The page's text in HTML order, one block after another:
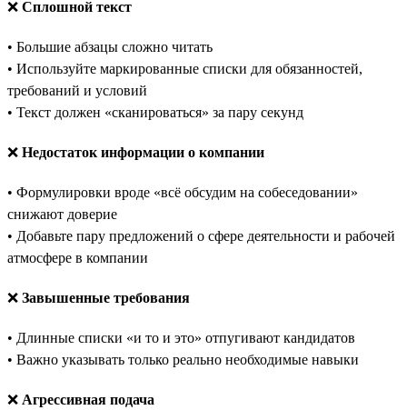
❌ Сплошной текст
• Большие абзацы сложно читать
• Используйте маркированные списки для обязанностей,
требований и условий
• Текст должен «сканироваться» за пару секунд
❌ Недостаток информации о компании
• Формулировки вроде «всё обсудим на собеседовании»
снижают доверие
• Добавьте пару предложений о сфере деятельности и рабочей
атмосфере в компании
❌ Завышенные требования
• Длинные списки «и то и это» отпугивают кандидатов
• Важно указывать только реально необходимые навыки
❌ Агрессивная подача